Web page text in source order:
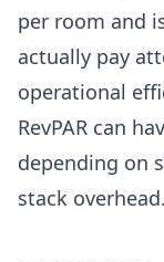
per room and
actually pay
operational
RevPAR can
depending on
stack overhead.